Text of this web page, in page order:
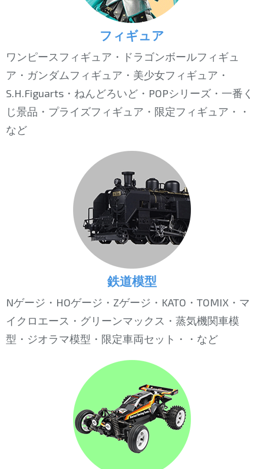
フィギュア
ワンピースフィギュア・ドラゴンボールフィギュ
ア・ガンダムフィギュア・美少女フィギュア・
S.H.Figuarts・ねんどろいど・POPシリーズ・一番く
じ景品・プライズフィギュア・限定フィギュア・・
など
鉄道模型
Nゲージ・HOゲージ・Zゲージ・KATO・TOMIX・マ
イクロエース・グリーンマックス・蒸気機関車模
型・ジオラマ模型・限定車両セット・・など